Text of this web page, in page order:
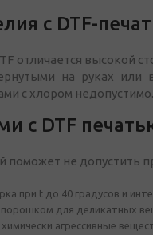
с DTF-
отличается высокой
на руках или в
с хлором недопустимо.
с DTF
не допустить
при t до 40 градусов и
порошком для деликатных
агрессивные